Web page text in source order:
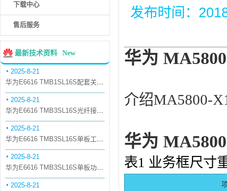
下载中心
售后服务
最新技术资料 New
2025-8-21
华为E6616 TMB1SL16S配套关系和替代关系
2025-8-21
华为E6616 TMB3SL16S光纤接口板槽位占用介绍
2025-8-21
华为E6616 TMB3SL16S单板工作原理和信号流
2025-8-21
华为E6616 TMB3SL16S单板功能和机械指标
2025-8-21
发布时间：
华为
介绍MA5800-
华为
表1 业务框尺寸